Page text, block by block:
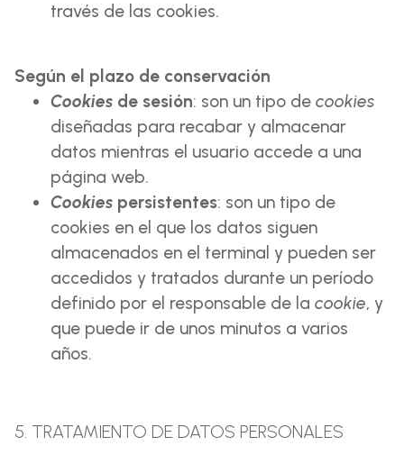
través de las cookies.
Según el plazo de conservación
Cookies de sesión: son un tipo de cookies
diseñadas para recabar y almacenar
datos mientras el usuario accede a una
página web.
Cookies persistentes: son un tipo de
cookies en el que los datos siguen
almacenados en el terminal y pueden ser
accedidos y tratados durante un período
definido por el responsable de la cookie, y
que puede ir de unos minutos a varios
años.
5. TRATAMIENTO DE DATOS PERSONALES